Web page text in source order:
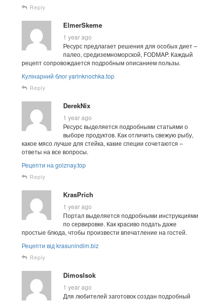
Reply
ElmerSkeme
1 year ago
Ресурс предлагает решения для особых диет –
палео, средиземноморской, FODMAP. Каждый
рецепт сопровождается подробным описанием пользы.
Кулінарний блог yarinknochka.top
Reply
DerekNix
1 year ago
Ресурс выделяется подробными статьями о
выборе продуктов. Как отличить свежую рыбу,
какое мясо лучше для стейка, какие специи сочетаются –
ответы на все вопросы.
Рецепти на golznay.top
Reply
KrasPrich
1 year ago
Портал выделяется подробными инструкциями
по сервировке. Как красиво подать даже
простые блюда, чтобы произвести впечатление на гостей.
Рецепти від krasunindim.biz
Reply
Dimoslsok
1 year ago
Для любителей заготовок создан подробный